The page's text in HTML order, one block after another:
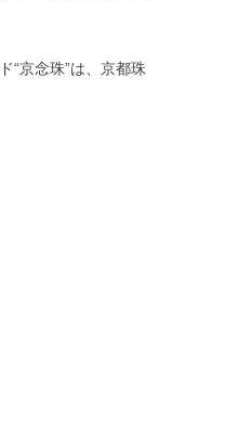
“京念珠”は、京都珠